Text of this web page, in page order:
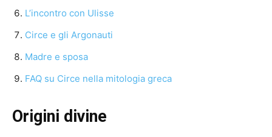
L’incontro con Ulisse
Circe e gli Argonauti
Madre e sposa
FAQ su Circe nella mitologia greca
Origini divine